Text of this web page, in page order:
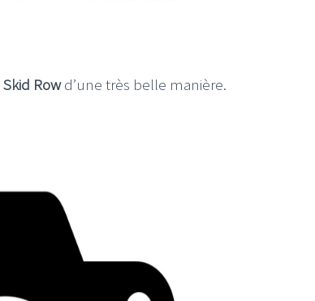
Skid Rowd’une très belle manière.